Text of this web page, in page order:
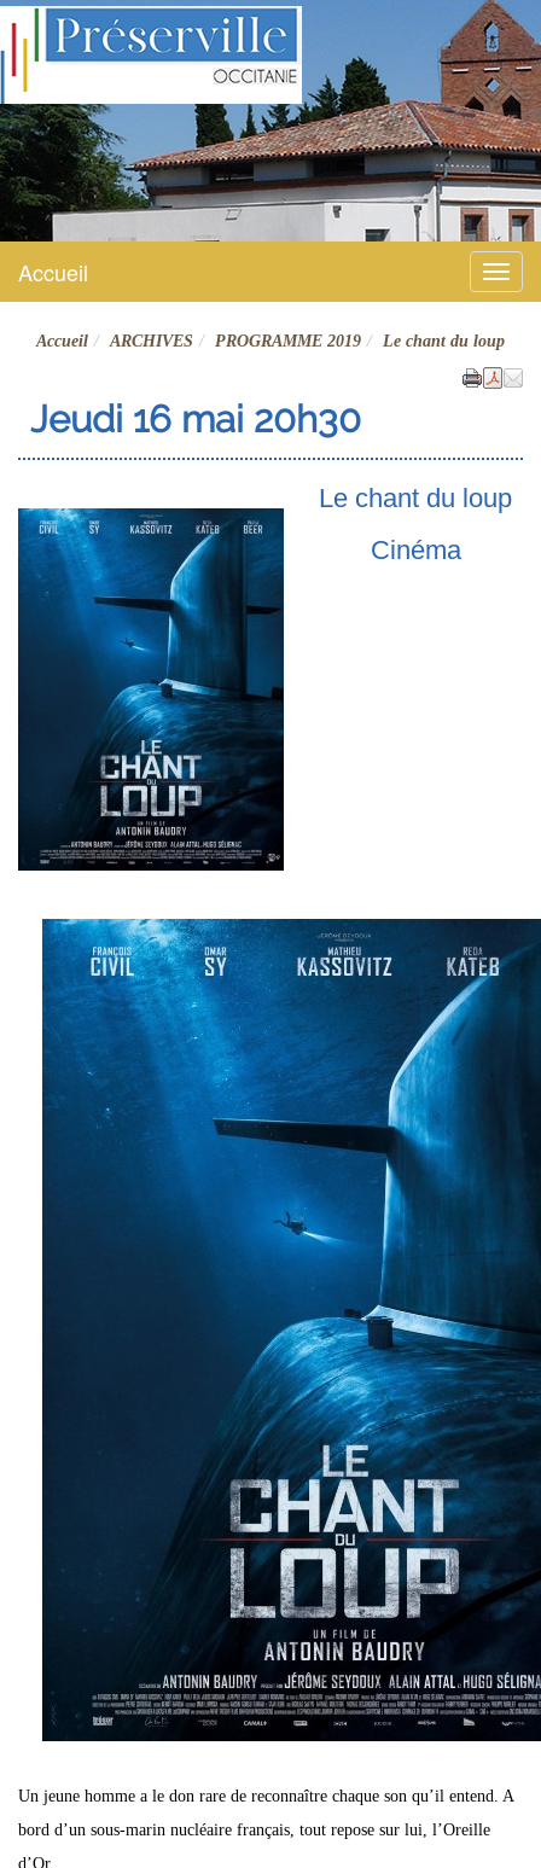
Préserville
Site officiel
Menu
Accueil
Accueil ARCHIVES PROGRAMME 2019 Le chant du loup
Jeudi 16 mai 20h30
Le chant du loup
Cinéma
Un jeune homme a le don rare de reconnaître chaque son qu’il entend. A
bord d’un sous-marin nucléaire français, tout repose sur lui, l’Oreille
d’Or.